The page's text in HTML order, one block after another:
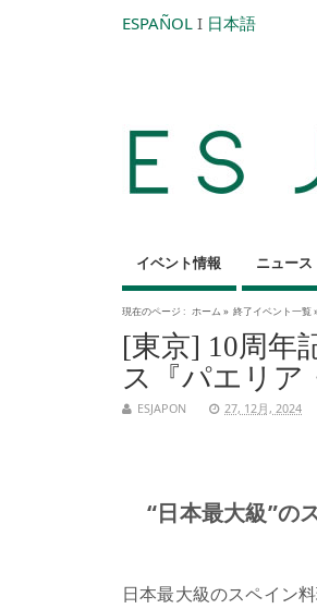
ESPAÑOL I 日本語
イベント情報 ニュース
現在のページ : ホーム » 終了イベント一覧
[東京] 10周年
ス『パエリア
ESJAPON 27, 12月, 2024
“日本最大級”の
日本最大級のスペイン